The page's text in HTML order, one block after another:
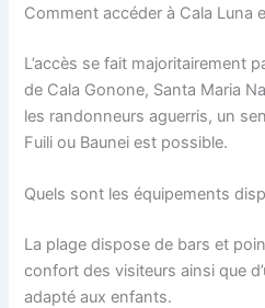
Comment accéder à Cala Luna
L’accès se fait majoritairement
de Cala Gonone, Santa Maria
les randonneurs aguerris, un
Fuili ou Baunei est possible.
Quels sont les équipements
La plage dispose de bars et
confort des visiteurs ainsi que
adapté aux enfants.